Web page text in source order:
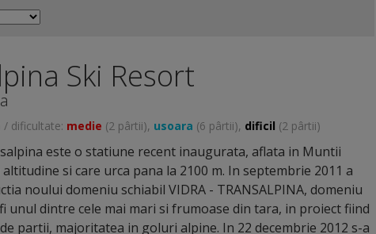
Ski Resort
/ dificultate: medie (2 pârtii), usoara (6 pârtii), dificil (2 pârtii)
este o statiune recent inaugurata, aflata in Muntii
si care urca pana la 2100 m. In septembrie 2011 a
noului domeniu schiabil VIDRA - TRANSALPINA, domeniu
unul dintre cele mai mari si frumoase din tara, in proiect fiind
partii, majoritatea in goluri alpine. In 22 decembrie 2012 s-a